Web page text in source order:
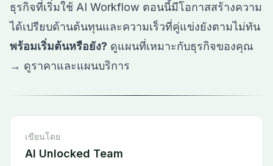
ธุรกิจที่เริ่มใช้ AI Workflow ตอนนี้มีโอกาสสร้างความ
ได้เปรียบด้านต้นทุนและความเร็วที่คู่แข่งยังตามไม่ทัน
พร้อมเริ่มต้นหรือยัง? ดูแผนที่เหมาะกับธุรกิจของคุณ
→ ดูราคาและแผนบริการ
เขียนโดย
AI Unlocked Team